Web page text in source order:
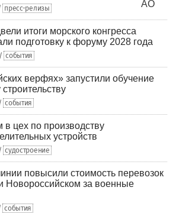
пресс-релизы
итоги морского конгресса
подготовку к форуму 2028 года
/ события
верфях» запустили обучение
/ события
цех по производству
устройств
/ судостроение
повысили стоимость перевозок
Новороссийском за военные
события